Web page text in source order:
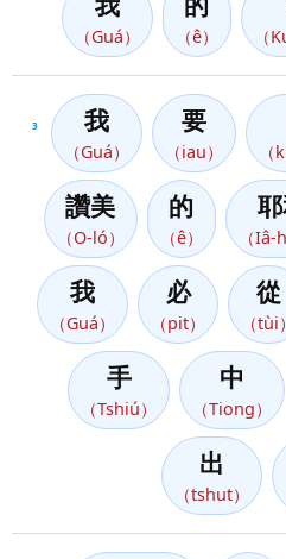
（Guá） （ê） （
3 我
（Guá）
要
（iau）
讚美
（O-ló）
的
（ê） （Iâ-
我
（Guá）
必
（pit）
從
（tùi）
手
（Tshiú）
中
（Tiong）
出
（tshut）